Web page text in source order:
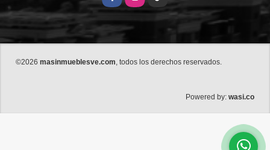
©2026 masinmueblesve.com , todos los derechos reservados.
Powered by: wasi.co